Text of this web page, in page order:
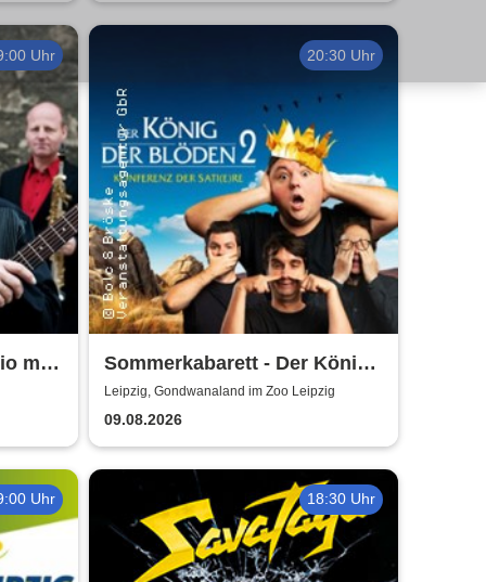
Uhr
mit
Tür
20:30 Uhr
Sommerkabarett - Der König
der Blöden 2 | Central
Kabarett Leipzig
Leipzig, Gondwanaland im Zoo Leipzig
09.08.2026
Uhr 18:30 Uhr